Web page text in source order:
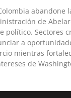
abandone
de
político. Sectores
a
mientras
de